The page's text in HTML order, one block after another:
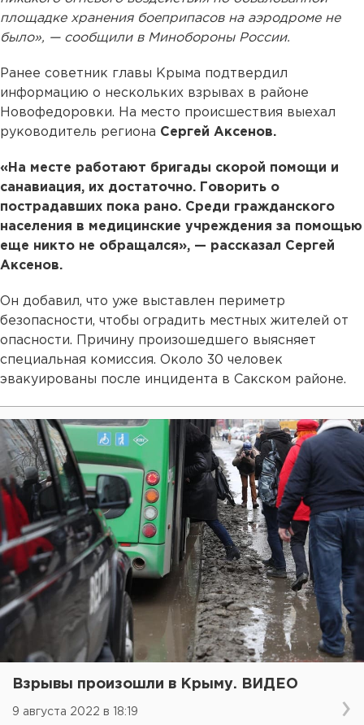
площадке хранения боеприпасов на аэродроме не
было», — сообщили в Минобороны России.
Ранее советник главы Крыма подтвердил
информацию о нескольких взрывах в районе
Новофедоровки. На место происшествия выехал
руководитель региона Сергей Аксенов.
«На месте работают бригады скорой помощи и
санавиация, их достаточно. Говорить о
пострадавших пока рано. Среди гражданского
населения в медицинские учреждения за помощью
еще никто не обращался», — рассказал Сергей
Аксенов.
Он добавил, что уже выставлен периметр
безопасности, чтобы оградить местных жителей от
опасности. Причину произошедшего выясняет
специальная комиссия. Около 30 человек
эвакуированы после инцидента в Сакском районе.
Взрывы произошли в Крыму. ВИДЕО
9 августа 2022 в 18:19